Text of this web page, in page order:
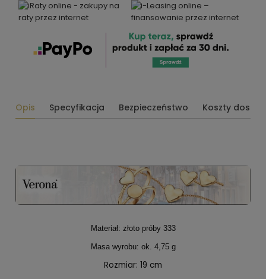
Opis Specyfikacja Bezpieczeństwo Koszty
Materiał: złoto próby 333
Masa wyrobu: ok. 4,75 g
Rozmiar: 19 cm